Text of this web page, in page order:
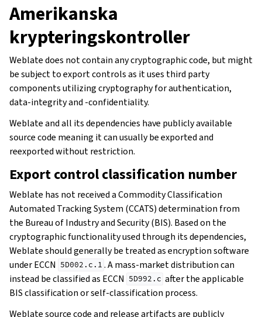
Amerikanska
krypteringskontroller
Weblate does not contain any cryptographic code, but might
be subject to export controls as it uses third party
components utilizing cryptography for authentication,
data-integrity and -confidentiality.
Weblate and all its dependencies have publicly available
source code meaning it can usually be exported and
reexported without restriction.
Export control classification number
Weblate has not received a Commodity Classification
Automated Tracking System (CCATS) determination from
the Bureau of Industry and Security (BIS). Based on the
cryptographic functionality used through its dependencies,
Weblate should generally be treated as encryption software
under ECCN 5D002.c.1 . A mass-market distribution can
instead be classified as ECCN 5D992.c after the applicable
BIS classification or self-classification process.
Weblate source code and release artifacts are publicly